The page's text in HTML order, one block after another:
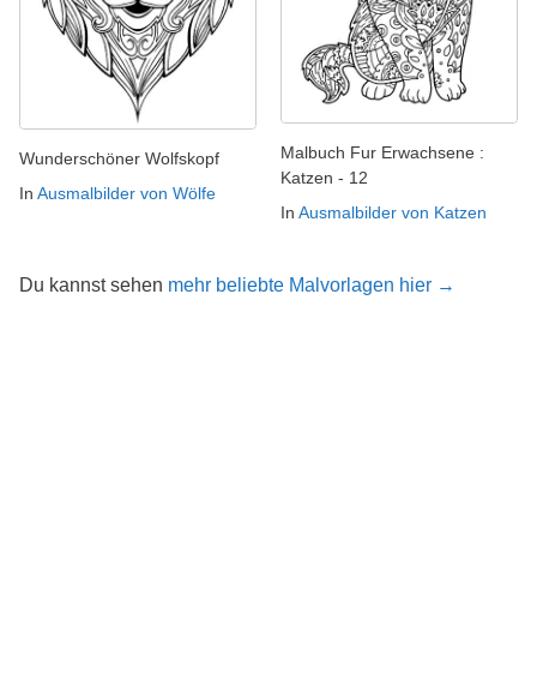
Wunderschöner Wolfskopf
In Ausmalbilder von Wölfe
Malbuch Fur Erwachsene :
Katzen - 12
In Ausmalbilder von Katzen
Du kannst sehen mehr beliebte Malvorlagen hier →